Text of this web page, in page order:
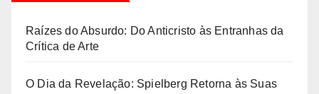
Raízes do Absurdo: Do Anticristo às Entranhas da
Crítica de Arte
O Dia da Revelação: Spielberg Retorna às Suas